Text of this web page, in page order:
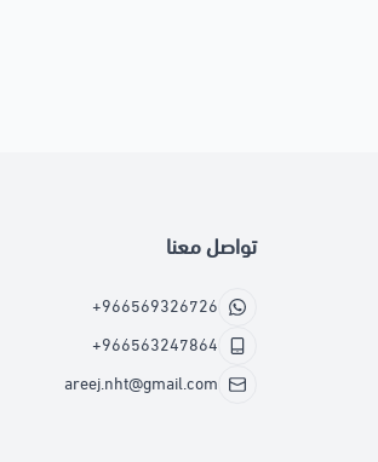
تواصل معنا
+966569326726
+966563247864
areej.nht@gmail.com